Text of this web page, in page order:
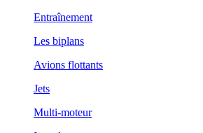
Entraînement
Les biplans
Avions flottants
Jets
Multi-moteur